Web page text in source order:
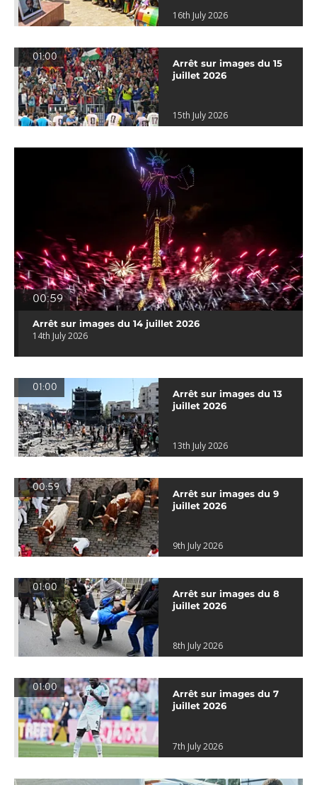
16th July 2026
01:00
Arrêt sur images du 15
juillet 2026
15th July 2026
00:59
Arrêt sur images du 14 juillet 2026
14th July 2026
01:00
Arrêt sur images du 13
juillet 2026
13th July 2026
00:59
Arrêt sur images du 9
juillet 2026
9th July 2026
01:00
Arrêt sur images du 8
juillet 2026
8th July 2026
01:00
Arrêt sur images du 7
juillet 2026
7th July 2026